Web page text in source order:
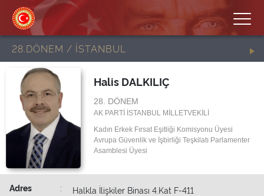
28.DÖNEM / İSTANBUL
Halis DALKILIÇ
28. DÖNEM
AK PARTİ İSTANBUL MİLLETVEKİLİ
Kadın Erkek Fırsat Eşitliği Komisyonu Üyesi
Avrupa Güvenlik ve İşbirliği Teşkilatı Parlamenter
Asamblesi Üyesi
Adres :
Halkla İlişkiler Binası 4.Kat F-411